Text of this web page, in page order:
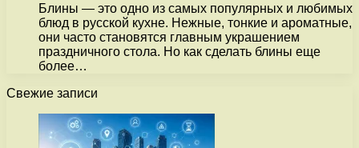
Блины — это одно из самых популярных и любимых
блюд в русской кухне. Нежные, тонкие и ароматные,
они часто становятся главным украшением
праздничного стола. Но как сделать блины еще
более…
Свежие записи